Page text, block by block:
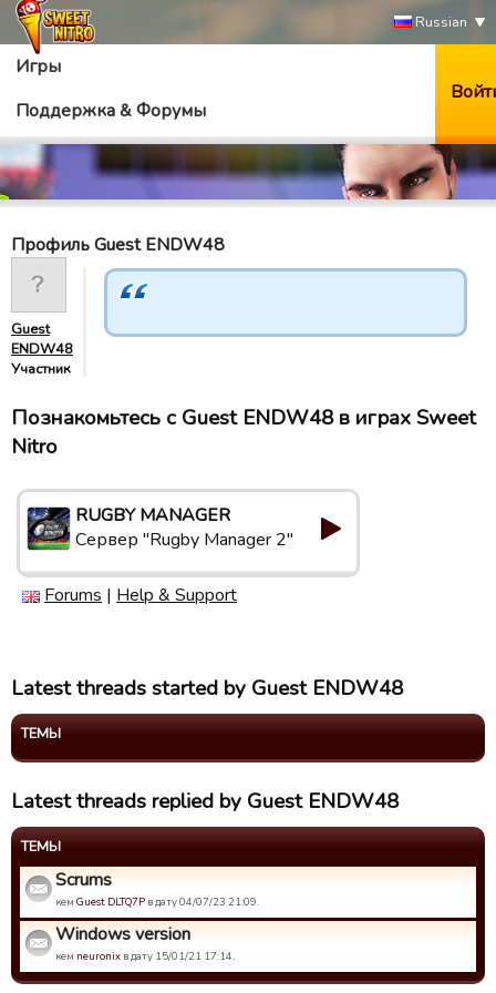
Russian
Игры
Поддержка & Форумы
Профиль Guest ENDW48
Guest
ENDW48
Участник
Познакомьтесь с Guest ENDW48 в играх Sweet
Nitro
RUGBY MANAGER
Сервер "Rugby Manager 2"
Forums | Help & Support
Latest threads started by Guest ENDW48
ТЕМЫ
Latest threads replied by Guest ENDW48
ТЕМЫ
Scrums
кем Guest DLTQ7P в дату 04/07/23 21:09.
Windows version
кем neuronix в дату 15/01/21 17:14.